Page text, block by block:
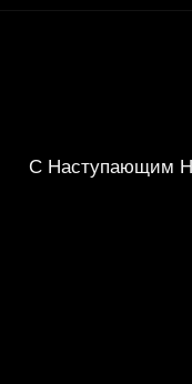
С Наступающим